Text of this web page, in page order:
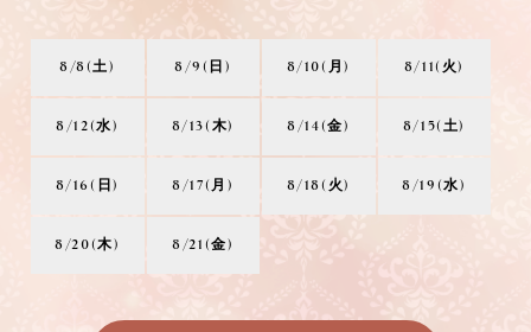
8/8(土) 8/9(日) 8/10(月) 8/11(火)
8/12(水) 8/13(木) 8/14(金) 8/15(土)
8/16(日) 8/17(月) 8/18(火) 8/19(水)
8/20(木) 8/21(金)